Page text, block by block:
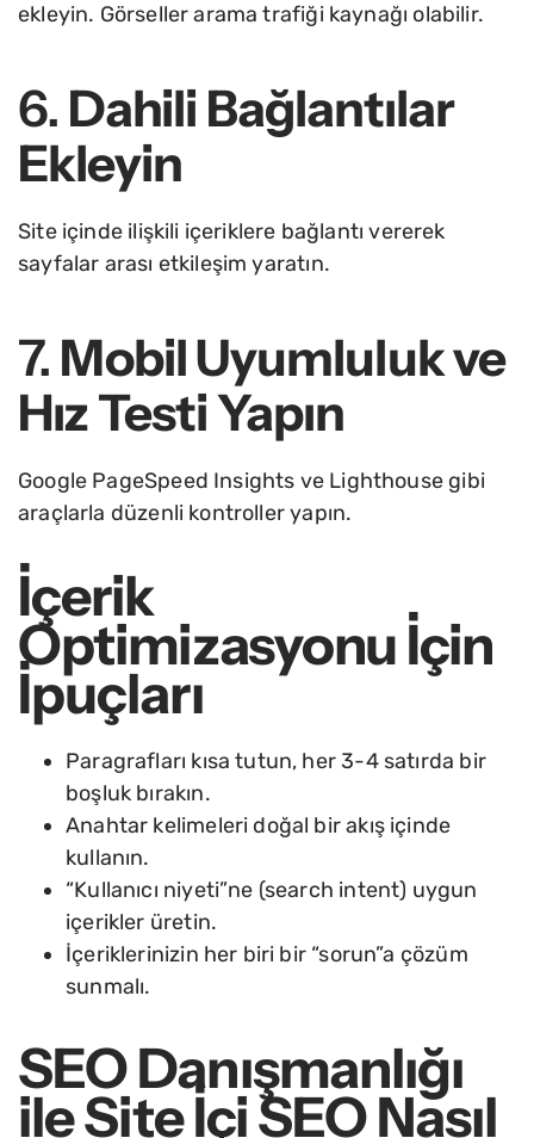
ekleyin. Görseller arama trafiği kaynağı olabilir.
6. Dahili Bağlantılar
Ekleyin
Site içinde ilişkili içeriklere bağlantı vererek
sayfalar arası etkileşim yaratın.
7. Mobil Uyumluluk ve
Hız Testi Yapın
Google PageSpeed Insights ve Lighthouse gibi
araçlarla düzenli kontroller yapın.
İçerik
Optimizasyonu İçin
İpuçları
Paragrafları kısa tutun, her 3-4 satırda bir
boşluk bırakın.
Anahtar kelimeleri doğal bir akış içinde
kullanın.
“Kullanıcı niyeti”ne (search intent) uygun
içerikler üretin.
İçeriklerinizin her biri bir “sorun”a çözüm
sunmalı.
SEO Danışmanlığı
ile Site İçi SEO Nasıl